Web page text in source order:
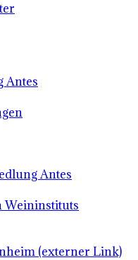
Antes
Antes
Weininstituts
(externer Link)